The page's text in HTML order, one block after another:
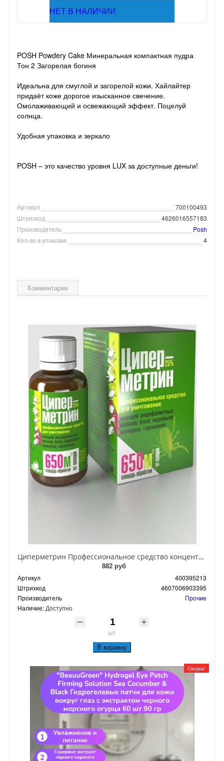
НЕТ В НАЛИЧИИ
POSH Powdery Cake Минеральная компактная пудра
Тон 2 Загорелая богиня
Идеальна для смуглой и загорелой кожи. Хайлайтер
придаёт коже дорогое изысканное свечение.
Омолаживающий и освежающий эффект. Поцелуй
солнца.
Удобная упаковка и зеркало
POSH – это качество уровня LUX за доступные деньги!
Артикул
700100493
Штрихкод
4626016557183
Производитель
Posh
Кол-во в упаковке
4
Комментарии
Циперметрин Профессиональное средство концентрат эмульсии 25% для уничтожения тараканов, мух,комаров, блох, клопов, муравьев, ос 50 мл
882 руб
Артикул
400395213
Штрихкод
4607006903395
Производитель
Прочие
Наличие: Доступно
шт
В корзину
Скидка!